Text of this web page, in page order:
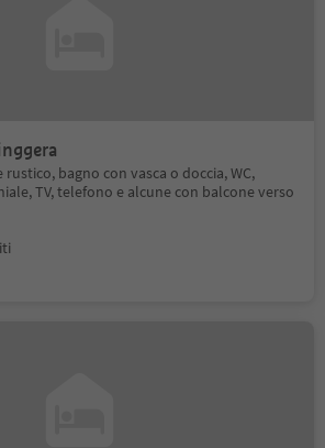
bagno con vasca o doccia, WC,
TV, telefono e alcune con balcone verso